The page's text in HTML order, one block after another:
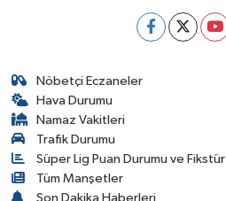
Nöbetçi Eczaneler
Hava Durumu
Namaz Vakitleri
Trafik Durumu
Süper Lig Puan Durumu ve Fikstür
Tüm Manşetler
Son Dakika Haberleri